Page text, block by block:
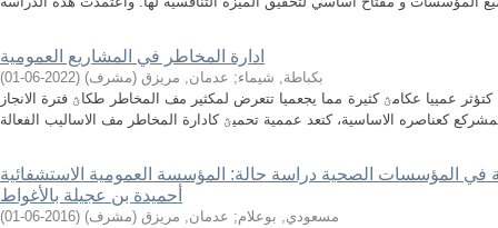
ادارة المخاطر في المشاريع العمومية
بكباطة, شيماء; عدمان, مريزق (مشرف) (
2022-06-01
)
عمييا عكامؿ كثيرة مما يجعميا تتعرض لمكثير مف المخاطر طكاؿ فترة الانجاز
في المؤسسات الصحية دراسة حالة: المؤسسة العمومية الاستشفائية
أحميدة بن عجيلة بالأغواط
مسعودي, بوعلام; عدمان, مريزق (مشرف) (
2016-06-01
)